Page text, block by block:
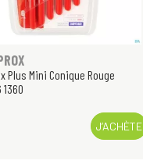
Plus Mini Conique Rouge
J’ACHÈTE